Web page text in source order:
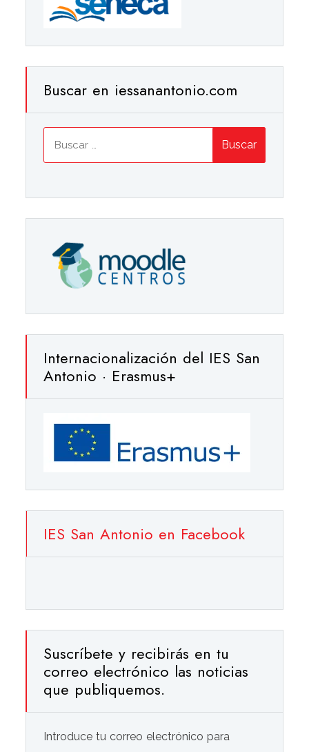
Buscar en iessanantonio.com
Internacionalización del IES San
Antonio · Erasmus+
IES San Antonio en Facebook
Suscríbete y recibirás en tu
correo electrónico las noticias
que publiquemos.
Introduce tu correo electrónico para